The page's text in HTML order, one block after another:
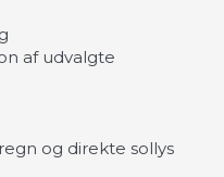
af udvalgte
og direkte sollys